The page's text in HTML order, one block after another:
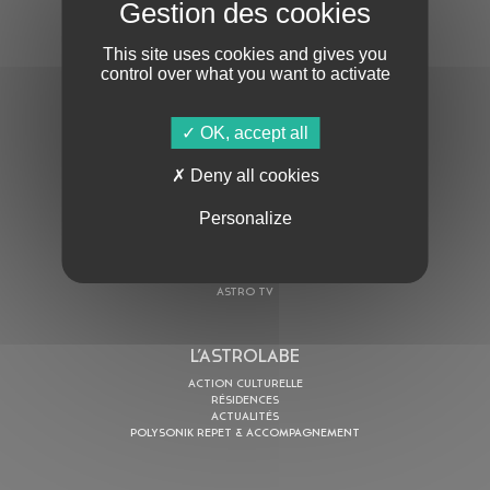
S'ABONNER À LA NEWSLETTER
En cochant cette case, j’accepte la Politique de confidentialité
ASTRO TV
L’ASTROLABE
ACTION CULTURELLE
RÉSIDENCES
ACTUALITÉS
POLYSONIK REPET & ACCOMPAGNEMENT
This site uses cookies and gives you
control over what you want to activate
OK, accept all
Deny all cookies
Personalize